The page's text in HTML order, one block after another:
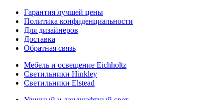
Гарантия лучшей цены
Политика конфиденциальности
Для дизайнеров
Доставка
Обратная связь
Мебель и освещение Eichholtz
Светильники Hinkley
Светильники Elstead